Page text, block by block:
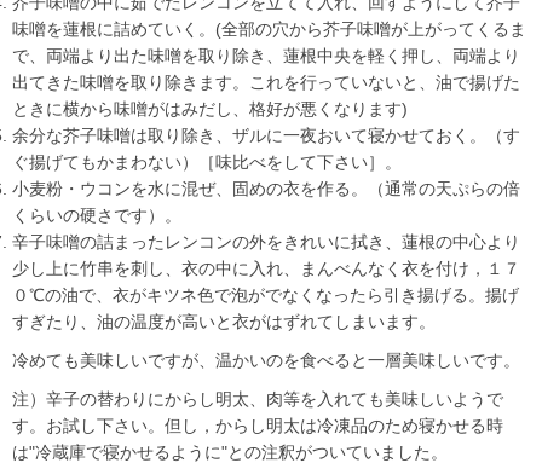
味噌を蓮根に詰めていく。(全部の穴から芥子味噌が上がってくるま
で、両端より出た味噌を取り除き、蓮根中央を軽く押し、両端より
出てきた味噌を取り除きます。これを行っていないと、油で揚げた
ときに横から味噌がはみだし、格好が悪くなります)
余分な芥子味噌は取り除き、ザルに一夜おいて寝かせておく。（す
ぐ揚げてもかまわない）［味比べをして下さい］。
小麦粉・ウコンを水に混ぜ、固めの衣を作る。（通常の天ぷらの倍
くらいの硬さです）。
辛子味噌の詰まったレンコンの外をきれいに拭き、蓮根の中心より
少し上に竹串を刺し、衣の中に入れ、まんべんなく衣を付け，１７
０℃の油で、衣がキツネ色で泡がでなくなったら引き揚げる。揚げ
すぎたり、油の温度が高いと衣がはずれてしまいます。
冷めても美味しいですが、温かいのを食べると一層美味しいです。
注）辛子の替わりにからし明太、肉等を入れても美味しいようで
す。お試し下さい。但し，からし明太は冷凍品のため寝かせる時
は"冷蔵庫で寝かせるように"との注釈がついていました。